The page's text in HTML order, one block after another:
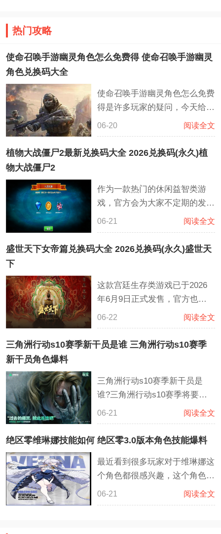
热门攻略
使命召唤手游幽灵角色怎么免费得 使命召唤手游幽灵
角色兑换码大全
使命召唤手游幽灵角色怎么免费
得是许多玩家的疑问，今天给大
家介绍几种能够获得幽灵角色的
办法，那么幽灵角色是没有兑换
码之类的。如果想要对应的角
非常特殊的幽灵补给箱供大家去
开出幽灵哦。
06-20 阅读全文
植物大战僵尸2最新兑换码大全 2026兑换码(永久)植
物大战僵尸2
作为一款热门的休闲益智类游
戏，官方会为大家不定期的发放
各种兑换码礼包，是官方给玩家
的专属福利，玩家在游戏内输入
后，可以兑换钻石，植物碎片，
难的关卡，这兑换码具有‌时效
性‌，并且每个账号限领一次
06-21 阅读全文
盛世天下女帝篇兑换码大全 2026兑换码(永久)盛世天
下
这款宫廷生存类游戏已于2026
年6月9日正式发售，官方也为广
大玩家准备了许多丰厚的游戏奖
励，包含了众多的金币，铜币，
鲜花，服饰，稀有材料等众多的
也十分简单，建议在兑换的时候
要区分大小写，并且同一个兑换
码每个账号仅可使用一次
06-22 阅读全文
三角洲行动s10赛季新干员是谁 三角洲行动s10赛季
新干员角色爆料
三角洲行动s10赛季新干员是
谁?三角洲行动s10赛季将要在6
月26日也就是本月的月末上线，
而玩家已经开始期待新的地图还
有干员，根据多方的爆料也是确
液氮。
06-21 阅读全文
绝区零维琳娜技能如何 绝区零3.0版本角色技能爆料
最近看到很多玩家对于维琳娜这
个角色都很感兴趣，这个角色是
3.0版本中的全新角色，目前还
没有上线，鉴于很多玩家都想要
06-21 阅读全文